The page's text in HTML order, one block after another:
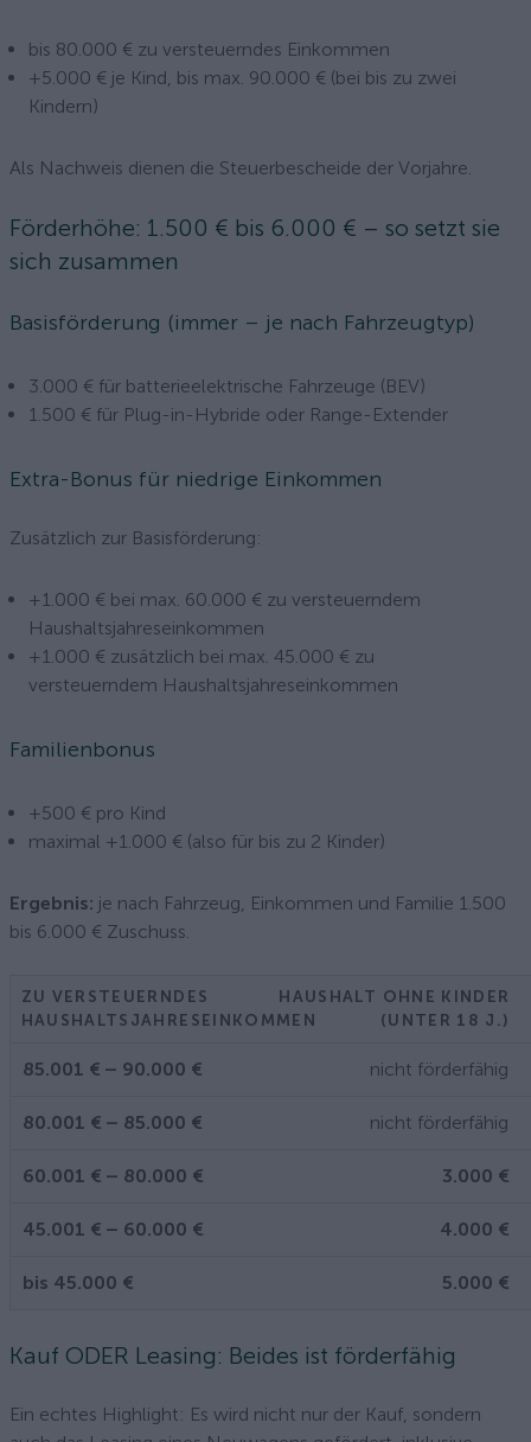
bis 80.000 € zu versteuerndes Einkommen
+5.000 € je Kind, bis max. 90.000 € (bei bis zu zwei
Kindern)
Als Nachweis dienen die Steuerbescheide der Vorjahre.
Förderhöhe: 1.500 € bis 6.000 € – so setzt sie
sich zusammen
Basisförderung (immer – je nach Fahrzeugtyp)
3.000 € für batterieelektrische Fahrzeuge (BEV)
1.500 € für Plug-in-Hybride oder Range-Extender
Extra-Bonus für niedrige Einkommen
Zusätzlich zur Basisförderung:
+1.000 € bei max. 60.000 € zu versteuerndem
Haushaltsjahreseinkommen
+1.000 € zusätzlich bei max. 45.000 € zu
versteuerndem Haushaltsjahreseinkommen
Familienbonus
+500 € pro Kind
maximal +1.000 € (also für bis zu 2 Kinder)
Ergebnis: je nach Fahrzeug, Einkommen und Familie 1.500
bis 6.000 € Zuschuss.
ZU VERSTEUERNDES
HAUSHALTSJAHRESEINKOMMEN
HAUSHALT OHNE KINDER
(UNTER 18 J.)
85.001 € – 90.000 € nicht förderfähig
80.001 € – 85.000 € nicht förderfähig
60.001 € – 80.000 € 3.000 €
45.001 € – 60.000 € 4.000 €
bis 45.000 € 5.000 €
Kauf ODER Leasing: Beides ist förderfähig
Ein echtes Highlight: Es wird nicht nur der Kauf, sondern